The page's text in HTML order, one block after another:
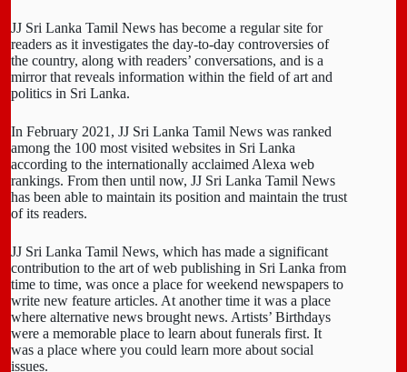
JJ Sri Lanka Tamil News has become a regular site for
readers as it investigates the day-to-day controversies of
the country, along with readers’ conversations, and is a
mirror that reveals information within the field of art and
politics in Sri Lanka.
In February 2021, JJ Sri Lanka Tamil News was ranked
among the 100 most visited websites in Sri Lanka
according to the internationally acclaimed Alexa web
rankings. From then until now, JJ Sri Lanka Tamil News
has been able to maintain its position and maintain the trust
of its readers.
JJ Sri Lanka Tamil News, which has made a significant
contribution to the art of web publishing in Sri Lanka from
time to time, was once a place for weekend newspapers to
write new feature articles. At another time it was a place
where alternative news brought news. Artists’ Birthdays
were a memorable place to learn about funerals first. It
was a place where you could learn more about social
issues.